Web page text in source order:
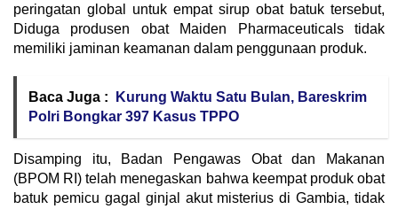
peringatan global untuk empat sirup obat batuk tersebut,
Diduga produsen obat Maiden Pharmaceuticals tidak
memiliki jaminan keamanan dalam penggunaan produk.
Baca Juga :
Kurung Waktu Satu Bulan, Bareskrim
Polri Bongkar 397 Kasus TPPO
Disamping itu, Badan Pengawas Obat dan Makanan
(BPOM RI) telah menegaskan bahwa keempat produk obat
batuk pemicu gagal ginjal akut misterius di Gambia, tidak